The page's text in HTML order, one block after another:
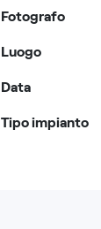
Fotografo
Luogo
Data
Tipo impianto